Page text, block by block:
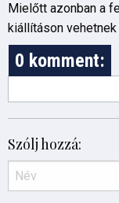
Mielőtt azonban a
kiállításon
0 komment:
Szólj hozzá: